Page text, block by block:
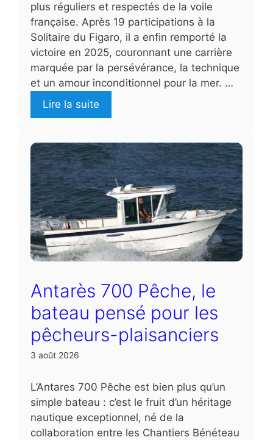
plus réguliers et respectés de la voile
française. Après 19 participations à la
Solitaire du Figaro, il a enfin remporté la
victoire en 2025, couronnant une carrière
marquée par la persévérance, la technique
et un amour inconditionnel pour la mer. …
Lire la suite
Antarès 700 Pêche, le
bateau pensé pour les
pêcheurs-plaisanciers
3 août 2026
L’Antares 700 Pêche est bien plus qu’un
simple bateau : c’est le fruit d’un héritage
nautique exceptionnel, né de la
collaboration entre les Chantiers Bénéteau